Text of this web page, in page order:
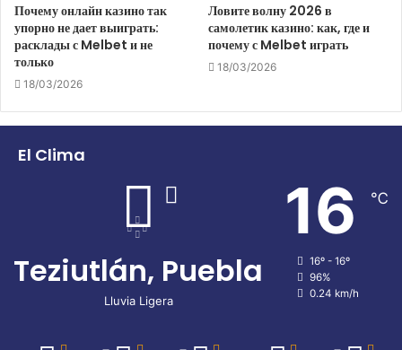
Почему онлайн казино так
упорно не дает выиграть:
расклады с Melbet и не
только
18/03/2026
Ловите волну 2026 в
самолетик казино: как, где и
почему с Melbet играть
18/03/2026
El Clima
Teziutlán, Puebla
Lluvia Ligera
16 ℃
16º - 16º
96%
0.24 km/h